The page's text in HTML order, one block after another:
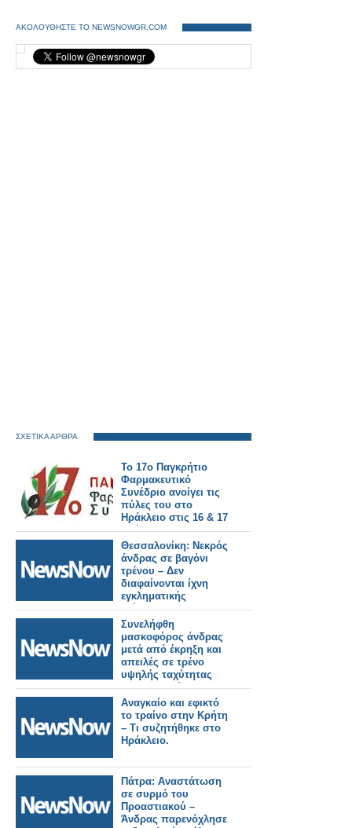
ΑΚΟΛΟΥΘΗΣΤΕ ΤΟ NEWSNOWGR.COM
ΣΧΕΤΙΚΑ ΑΡΘΡΑ
Το 17ο Παγκρήτιο
Φαρμακευτικό
Συνέδριο ανοίγει τις
πύλες του στο
Ηράκλειο στις 16 & 17
Μαΐου 2026
Θεσσαλονίκη: Νεκρός
άνδρας σε βαγόνι
τρένου – Δεν
διαφαίνονται ίχνη
εγκληματικής
ενέργειας.
Συνελήφθη
μασκοφόρος άνδρας
μετά από έκρηξη και
απειλές σε τρένο
υψηλής ταχύτητας
στη Γερμανία - 12
τραυματίες.
Αναγκαίο και εφικτό
το τραίνο στην Κρήτη
– Τι συζητήθηκε στο
Ηράκλειο.
Πάτρα: Αναστάτωση
σε συρμό του
Προαστιακού –
Άνδρας παρενόχλησε